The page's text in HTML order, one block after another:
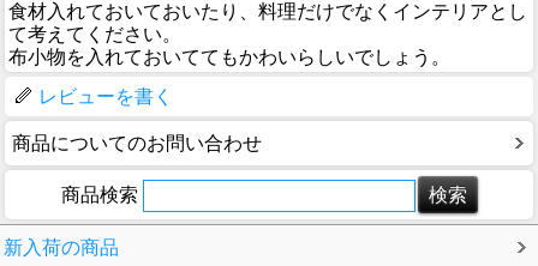
食材入れておいておいたり、料理だけでなくインテリアとし
て考えてください。
布小物を入れておいててもかわいらしいでしょう。
レビューを書く
商品についてのお問い合わせ
商品検索
新入荷の商品